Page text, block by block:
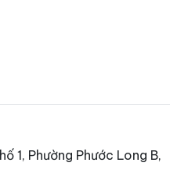
1, Phường Phước Long B,